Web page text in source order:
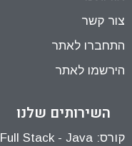
צור קשר
התחברו לאתר
הירשמו לאתר
השירותים שלנו
קורס: Full Stack - Java